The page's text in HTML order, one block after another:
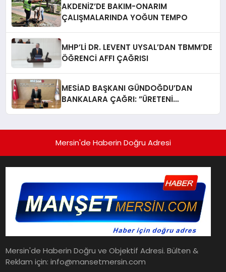
AKDENİZ’DE BAKIM-ONARIM
ÇALIŞMALARINDA YOĞUN TEMPO
MHP’Lİ DR. LEVENT UYSAL’DAN TBMM’DE
ÖĞRENCİ AFFI ÇAĞRISI
MESİAD BAŞKANI GÜNDOĞDU’DAN
BANKALARA ÇAĞRI: ​”ÜRETENİ
Mersin'de Haberin Doğru Adresi
Mersin'de Haberin Doğru ve Objektif Adresi. Bülten &
Reklam için: info@mansetmersin.com